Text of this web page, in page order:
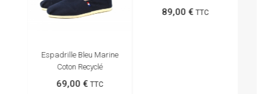
Espadrille Bleu Marine
Coton Recyclé
69,00 € TTC
89,00 € TTC